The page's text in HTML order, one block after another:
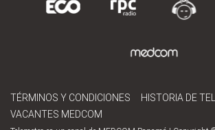
TÉRMINOS Y CONDICIONES
HISTORIA DE
VACANTES MEDCOM